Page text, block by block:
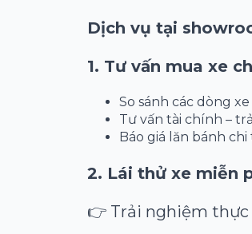
Dịch vụ tại
1. Tư vấn mua xe
So sánh các dòng xe
Tư vấn tài chính –
Báo giá lăn bánh chi
2. Lái thử xe miễn
👉 Trải nghiệm thực